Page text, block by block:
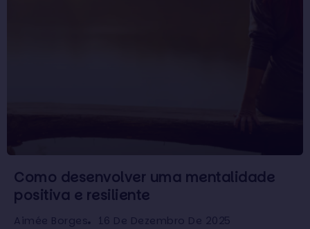
Como desenvolver uma mentalidade
positiva e resiliente
Aimée Borges 16 De Dezembro De 2025